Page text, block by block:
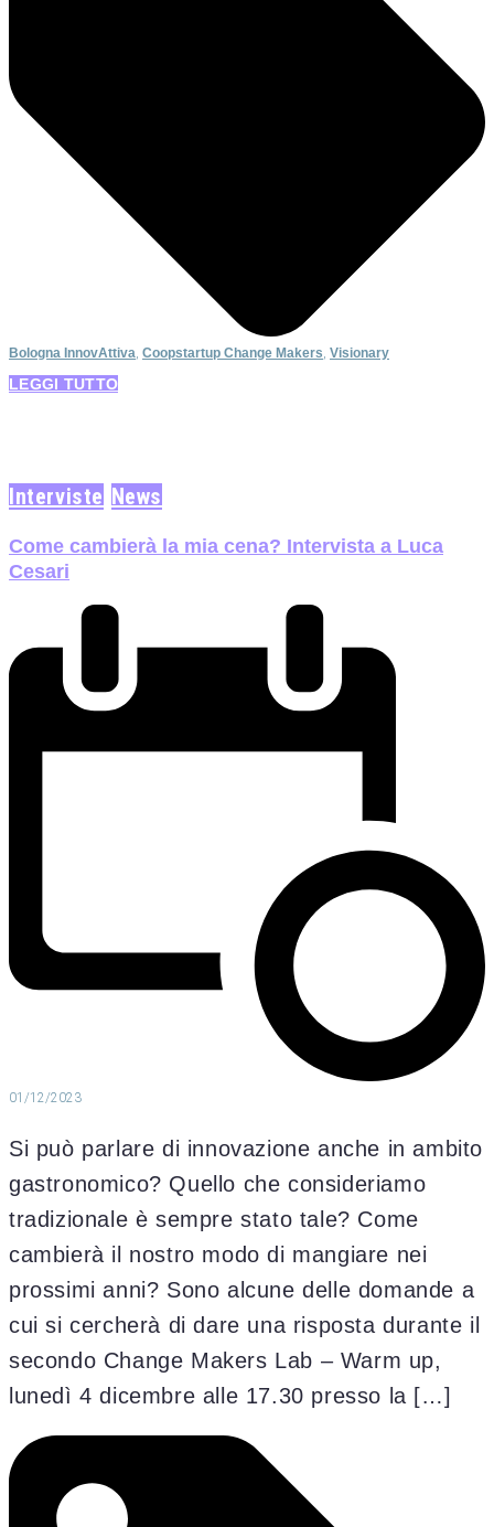
Bologna InnovAttiva Coopstartup Change Makers Visionary
LEGGI TUTTO
Interviste News
Come cambierà la mia cena? Intervista a Luca
Cesari
01/12/2023
Si può parlare di innovazione anche in ambito
gastronomico? Quello che consideriamo
tradizionale è sempre stato tale? Come
cambierà il nostro modo di mangiare nei
prossimi anni? Sono alcune delle domande a
cui si cercherà di dare una risposta durante il
secondo Change Makers Lab – Warm up,
lunedì 4 dicembre alle 17.30 presso la […]